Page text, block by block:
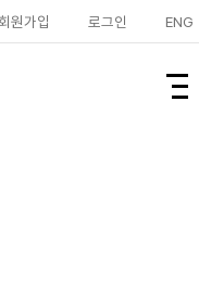
원가입 로그인 ENG